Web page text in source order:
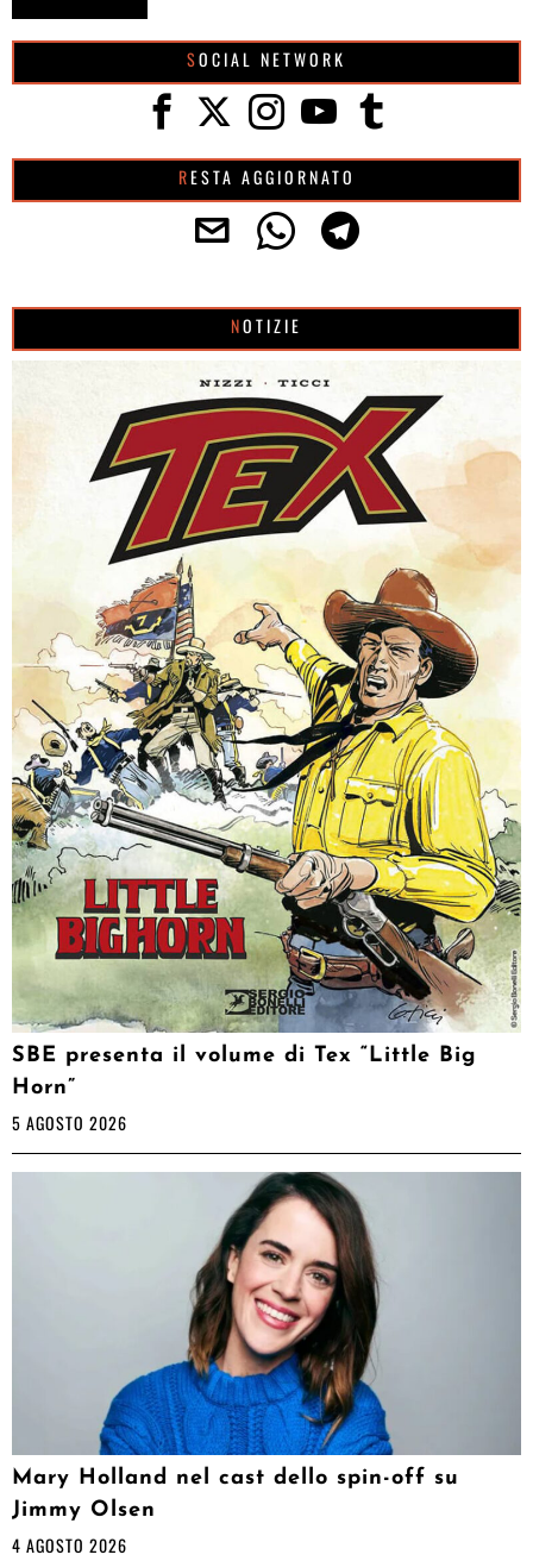
SOCIAL NETWORK
RESTA AGGIORNATO
NOTIZIE
SBE presenta il volume di Tex “Little Big
Horn”
5 AGOSTO 2026
Mary Holland nel cast dello spin-off su
Jimmy Olsen
4 AGOSTO 2026